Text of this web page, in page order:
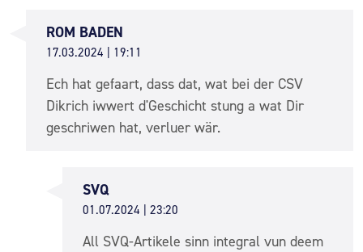
ROM BADEN
17.03.2024 | 19:11
Ech hat gefaart, dass dat, wat bei der CSV
Dikrich iwwert d'Geschicht stung a wat Dir
geschriwen hat, verluer wär.
SVQ
01.07.2024 | 23:20
All SVQ-Artikele sinn integral vun deem